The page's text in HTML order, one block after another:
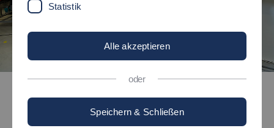
©
Ingenieurpädagogik Versorgungstechnik-Maschinenbau (B. Sc.)
Statistik
Alle akzeptieren
oder
Speichern & Schließen